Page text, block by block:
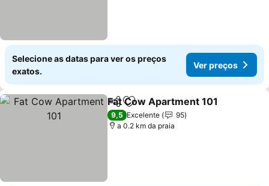
Selecione as datas para ver os preços
exatos.
Ver preços
PartilharAdicionar aos favoritos
Fat Cow Apartment 101
9,5 Excelente
95
a 0.2 km da praia